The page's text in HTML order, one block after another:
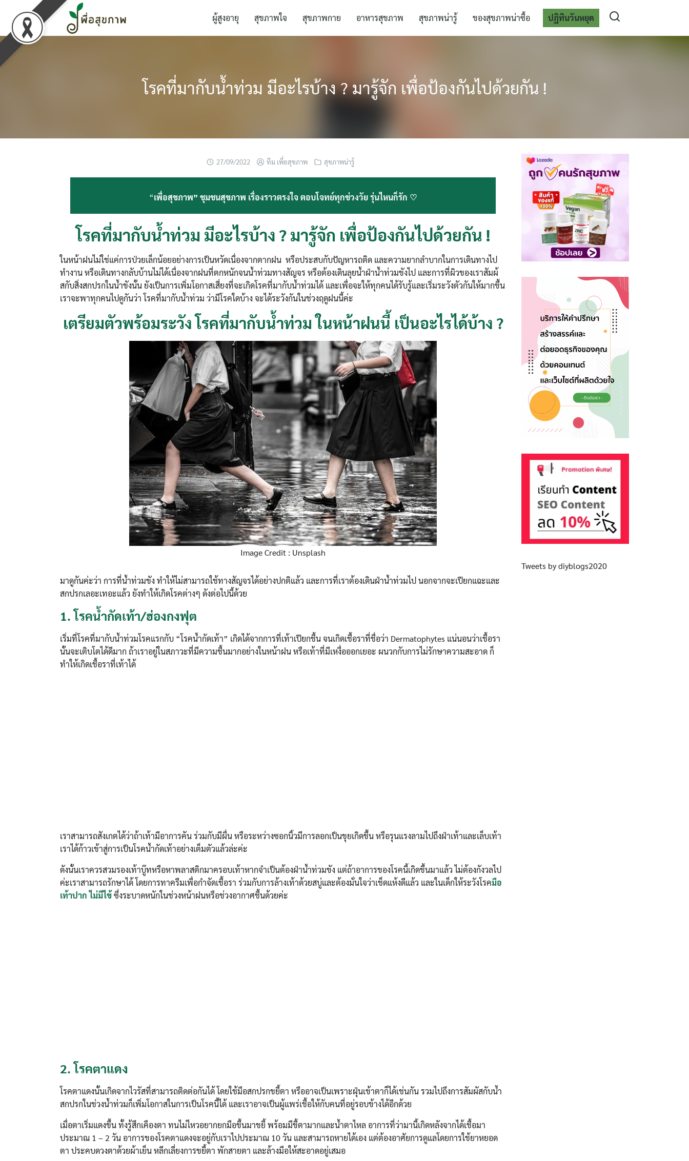
content
ผู้สูงอายุ สุขภาพใจ สุขภาพกาย อาหารสุขภาพ สุขภาพน่ารู้ ของสุขภาพน่าซื้อ ปฏิทินวันหยุด
Search
โรคที่มากับน้ำท่วม มีอะไรบ้าง ? มารู้จัก เพื่อป้องกันไปด้วยกัน !
27/09/2022 ทีม เพื่อสุขภาพ สุขภาพน่ารู้
“เพื่อสุขภาพ” ชุมชนสุขภาพ เรื่องราวตรงใจ ตอบโจทย์ทุกช่วงวัย รุ่นไหนก็รัก ♡
โรคที่มากับน้ำท่วม มีอะไรบ้าง ? มารู้จัก เพื่อป้องกันไปด้วยกัน !
ในหน้าฝนไม่ใช่แค่การป่วยเล็กน้อยอย่างการเป็นหวัดเนื่องจากตากฝน หรือประสบกับปัญหารถติด และความยากลำบากในการเดินทางไป
ทำงาน หรือเดินทางกลับบ้านไม่ได้เนื่องจากฝนที่ตกหนักจนน้ำท่วมทางสัญจร หรือต้องเดินลุยน้ำฝ่าน้ำท่วมขังไป และการที่ผิวของเราสัมผ้
สกับสิ่งสกปรกในน้ำขังนั้น ยังเป็นการเพิ่มโอกาสเสี่ยงที่จะเกิดโรคที่มากับน้ำท่วมได้ และเพื่อจะให้ทุกคนได้รับรู้และเริ่มระวังตัวกันให้มากขึ้น
เราจะพาทุกคนไปดูกันว่า โรคที่มากับน้ำท่วม ว่ามีโรคใดบ้าง จะได้ระวังกันในช่วงฤดูฝนนี้ค่ะ
เตรียมตัวพร้อมระวัง โรคที่มากับน้ำท่วม ในหน้าฝนนี้ เป็นอะไรได้บ้าง ?
Image Credit : Unsplash
มาดูกันค่ะว่า การที่น้ำท่วมขัง ทำให้ไม่สามารถใช้ทางสัญจรได้อย่างปกติแล้ว และการที่เราต้องเดินฝ่าน้ำท่วมไป นอกจากจะเปียกแฉะและ
สกปรกเลอะเทอะแล้ว ยังทำให้เกิดโรคต่างๆ ดังต่อไปนี้ด้วย
1.โรคน้ำกัดเท้า/ฮ่องกงฟุต
เริ่มที่โรคที่มากับน้ำท่วมโรคแรกกับ “โรคน้ำกัดเท้า” เกิดได้จากการที่เท้าเปียกชื้น จนเกิดเชื้อราที่ชื่อว่า Dermatophytes แน่นอนว่าเชื้อรา
นั้นจะเติบโตได้ดีมาก ถ้าเราอยู่ในสภาวะที่มีความชื้นมากอย่างในหน้าฝน หรือเท้าที่มีเหงื่อออกเยอะ ผนวกกับการไม่รักษาความสะอาด ก็
ทำให้เกิดเชื้อราที่เท้าได้
เราสามารถสังเกตได้ว่าถ้าเท้ามีอาการคัน ร่วมกับมีผื่น หรือระหว่างซอกนิ้วมีการลอกเป็นขุยเกิดขึ้น หรือรุนแรงลามไปถึงฝ่าเท้าและเล็บเท้า
เราได้ก้าวเข้าสู่การเป็นโรคน้ำกัดเท้าอย่างเต็มตัวแล้วล่ะค่ะ
ดังนั้นเราควรสวมรองเท้าบู๊ทหรือหาพลาสติกมาครอบเท้าหากจำเป็นต้องฝ่าน้ำท่วมขัง แต่ถ้าอาการของโรคนี้เกิดขึ้นมาแล้ว ไม่ต้องกังวลไป
ค่ะเราสามารถรักษาได้ โดยการทาครีมเพื่อกำจัดเชื้อรา ร่วมกับการล้างเท้าด้วยสบู่และต้องมั่นใจว่าเช็ดแห้งดีแล้ว และในเด็กให้ระวังโรคมือ
เท้าปาก ไม่มีไข้ ซึ่งระบาดหนักในช่วงหน้าฝนหรือช่วงอากาศชื้นด้วยค่ะ
2.โรคตาแดง
โรคตาแดงนั้นเกิดจากไวรัสที่สามารถติดต่อกันได้ โดยใช้มือสกปรกขยี้ตา หรืออาจเป็นเพราะฝุ่นเข้าตาก็ได้เช่นกัน รวมไปถึงการสัมผัสกับน้ำ
สกปรกในช่วงน้ำท่วมก็เพิ่มโอกาสในการเป็นโรคนี้ได้ และเราอาจเป็นผู้แพร่เชื้อให้กับคนที่อยู่รอบข้างได้อีกด้วย
เมื่อตาเริ่มแดงขึ้น ทั้งรู้สึกเคืองตา ทนไม่ไหวอยากยกมือขึ้นมาขยี้ พร้อมมีขี้ตามากและน้ำตาไหล อาการที่ว่ามานี้เกิดหลังจากได้เชื้อมา
ประมาณ 1 – 2 วัน อาการของโรคตาแดงจะอยู่กับเราไปประมาณ 10 วัน และสามารถหายได้เอง แต่ต้องอาศัยการดูแลโดยการใช้ยาหยอด
ตา ประคบดวงตาด้วยผ้าเย็น หลีกเลี่ยงการขยี้ตา พักสายตา และล้างมือให้สะอาดอยู่เสมอ
Tweets by diyblogs2020